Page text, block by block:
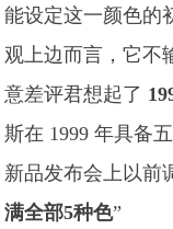
能设定这一颜色的
观上边而言，它不
意差评君想起了
斯在 1999 年具备
新品发布会上以前
满全部5种色”